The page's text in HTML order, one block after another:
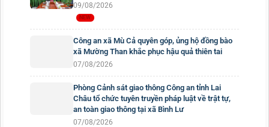
09/08/2026
Công an xã Mù Cả quyên góp, ủng hộ đồng bào
xã Mường Than khắc phục hậu quả thiên tai
07/08/2026
Phòng Cảnh sát giao thông Công an tỉnh Lai
Châu tổ chức tuyên truyền pháp luật về trật tự,
an toàn giao thông tại xã Bình Lư
07/08/2026